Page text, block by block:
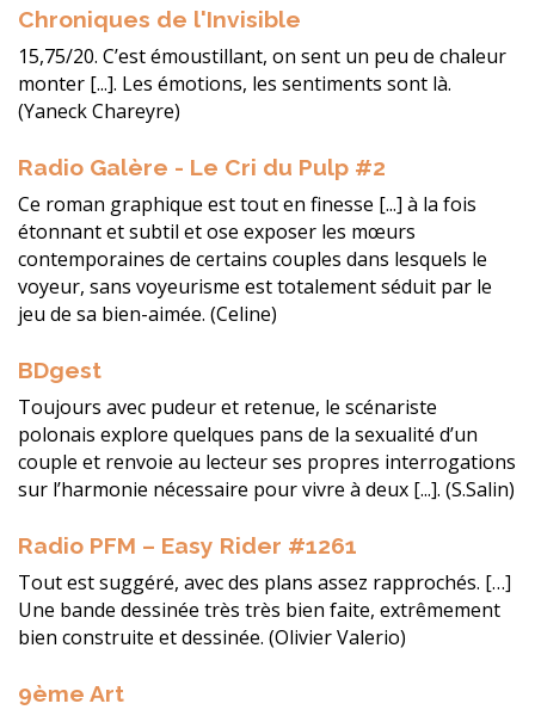
Chroniques de l'Invisible
15,75/20. C’est émoustillant, on sent un peu de chaleur
monter [...]. Les émotions, les sentiments sont là.
(Yaneck Chareyre)
Radio Galère - Le Cri du Pulp #2
Ce roman graphique est tout en finesse [...] à la fois
étonnant et subtil et ose exposer les mœurs
contemporaines de certains couples dans lesquels le
voyeur, sans voyeurisme est totalement séduit par le
jeu de sa bien-aimée. (Celine)
BDgest
Toujours avec pudeur et retenue, le scénariste
polonais explore quelques pans de la sexualité d’un
couple et renvoie au lecteur ses propres interrogations
sur l’harmonie nécessaire pour vivre à deux [...]. (S.Salin)
Radio PFM – Easy Rider #1261
Tout est suggéré, avec des plans assez rapprochés. […]
Une bande dessinée très très bien faite, extrêmement
bien construite et dessinée. (Olivier Valerio)
9ème Art